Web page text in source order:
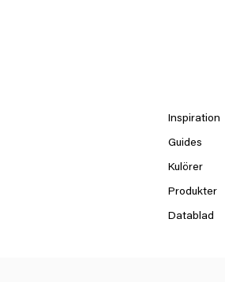
Inspiration
Guides
Kulörer
Produkter
Datablad